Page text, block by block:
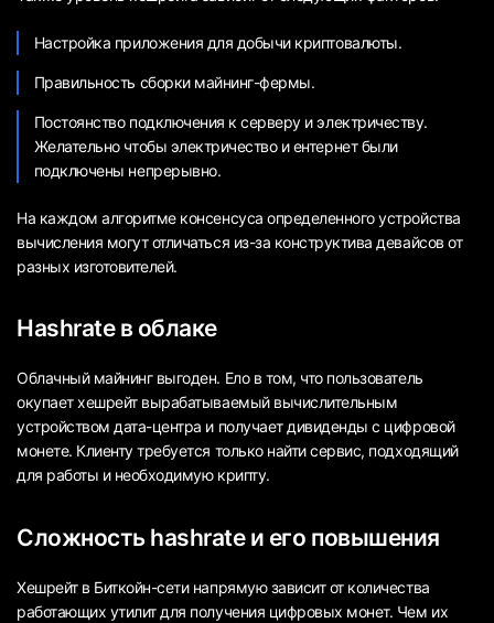
Настройка приложения для добычи криптовалюты.
Правильность сборки майнинг-фермы.
Постоянство подключения к серверу и электричеству.
Желательно чтобы электричество и ентернет были
подключены непрерывно.
На каждом алгоритме консенсуса определенного устройства
вычисления могут отличаться из-за конструктива девайсов от
разных изготовителей.
Hashrate в облаке
Облачный майнинг выгоден. Ело в том, что пользователь
окупает хешрейт вырабатываемый вычислительным
устройством дата-центра и получает дивиденды с цифровой
монете. Клиенту требуется только найти сервис, подходящий
для работы и необходимую крипту.
Сложность hashrate и его повышения
Хешрейт в Биткойн-сети напрямую зависит от количества
работающих утилит для получения цифровых монет. Чем их